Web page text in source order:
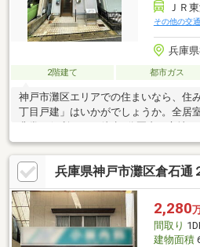
ＪＲ
その他の交通
兵庫
2階建て 都市ガス
神戸市灘区エリアでの住まいなら、住
丁目戸建」はいかがでしょうか。全居
がたい給湯設備がついています。
もオススメです。実用的な物置がある
るような心配も要りません。47.52平米
十分。
兵庫県神戸市灘区倉石通
2,280
間取り
建物面積